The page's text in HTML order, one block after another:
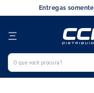
Entregas somente